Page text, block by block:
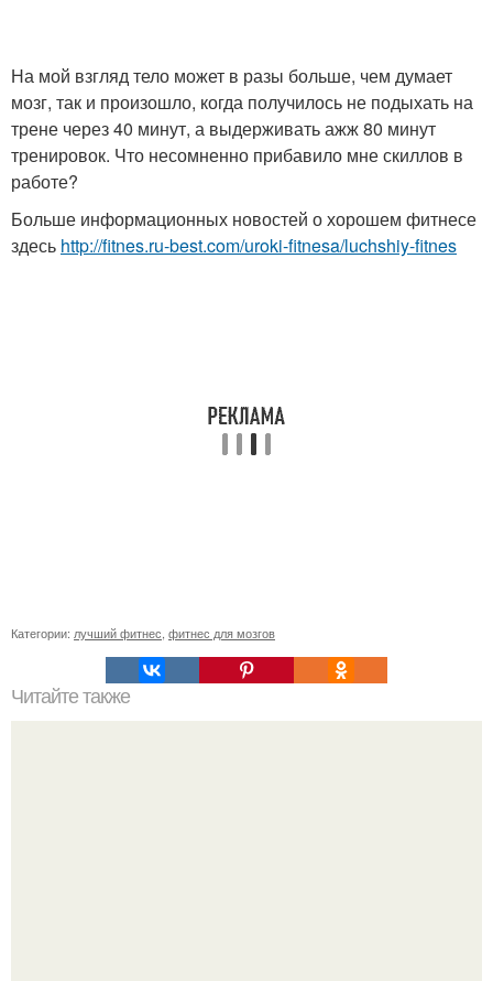
На мой взгляд тело может в разы больше, чем думает
мозг, так и произошло, когда получилось не подыхать на
трене через 40 минут, а выдерживать ажж 80 минут
тренировок. Что несомненно прибавило мне скиллов в
работе?
Больше информационных новостей о хорошем фитнесе
здесь http://fitnes.ru-best.com/uroki-fitnesa/luchshiy-fitnes
Категории: лучший фитнес фитнес для мозгов
Читайте также